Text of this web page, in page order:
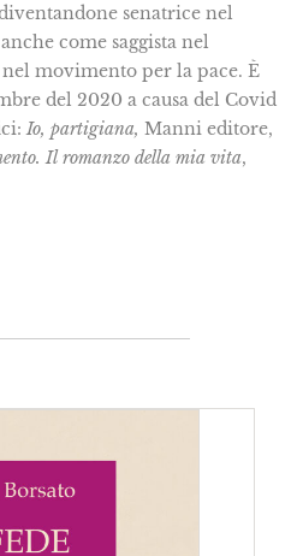
senatrice nel
come saggista nel
movimento per la pace. È
del 2020 a causa del Covid
Io, partigiana, Manni editore,
Il romanzo della mia vita,